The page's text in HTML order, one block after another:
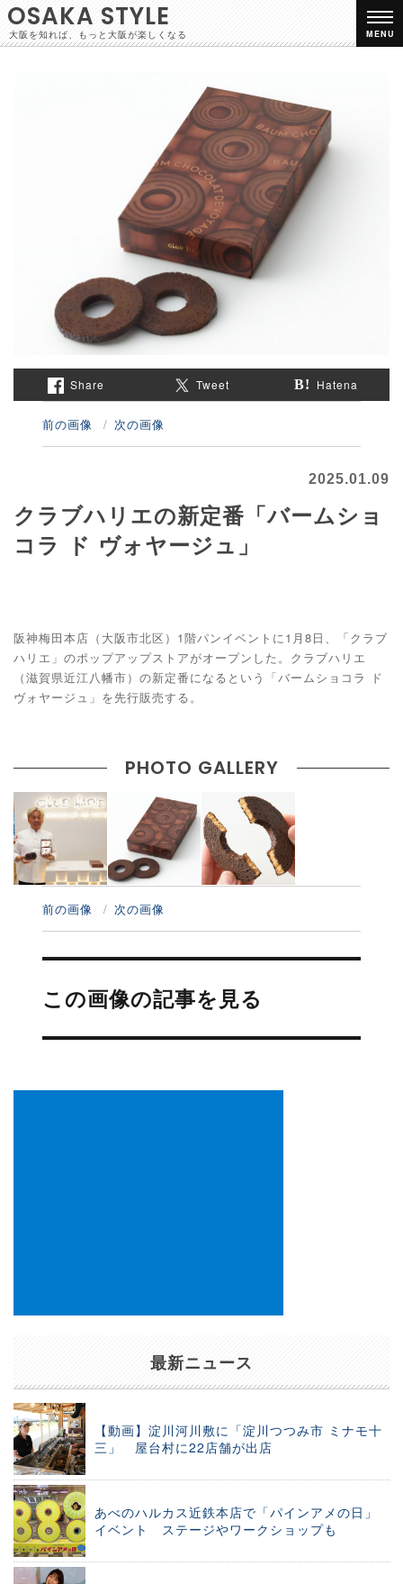
OSAKA STYLE
大阪を知れば、もっと大阪が楽しくなる MENU
Share Tweet Hatena
前の画像 次の画像
2025.01.09
クラブハリエの新定番「バームショ
コラ ド ヴォヤージュ」
阪神梅田本店（大阪市北区）1階パンイベントに1月8日、「クラブ
ハリエ」のポップアップストアがオープンした。クラブハリエ
（滋賀県近江八幡市）の新定番になるという「バームショコラ ド
ヴォヤージュ」を先行販売する。
PHOTO GALLERY
前の画像 次の画像
投
ナ
ビ
ー
この画像の記事を見る
最新ニュース
【動画】淀川河川敷に「淀川つつみ市 ミナモ十
三」 屋台村に22店舗が出店
あべのハルカス近鉄本店で「パインアメの日」
イベント ステージやワークショップも